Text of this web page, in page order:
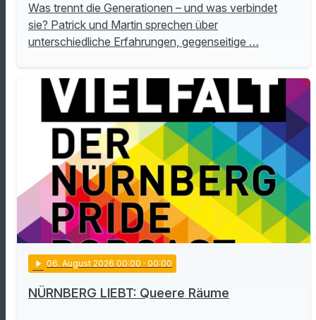
Was trennt die Generationen – und was verbindet
sie? Patrick und Martin sprechen über
unterschiedliche Erfahrungen, gegenseitige …
play_arrow 06. August 2026 00:00 · 00:00
NÜRNBERG LIEBT: Queere Räume